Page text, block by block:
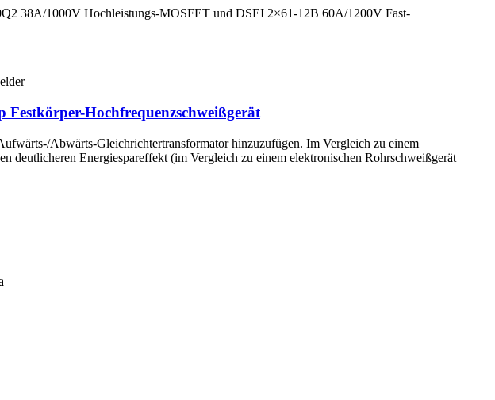
38A/1000V Hochleistungs-MOSFET und DSEI 2×61-12B 60A/1200V Fast-
Hochfrequenzschweißgerät
Abwärts-Gleichrichtertransformator hinzuzufügen. Im Vergleich zu einem
deutlicheren Energiespareffekt (im Vergleich zu einem elektronischen Rohrschweißgerät